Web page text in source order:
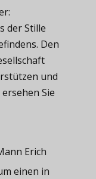
der Stille
Den
und
Sie
Erich
einen in